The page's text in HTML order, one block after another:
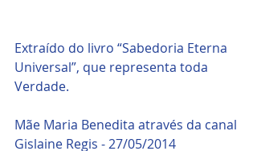
Extraído do livro “Sabedoria Eterna
Universal”, que representa toda
Verdade.
Mãe Maria Benedita através da canal
Gislaine Regis - 27/05/2014